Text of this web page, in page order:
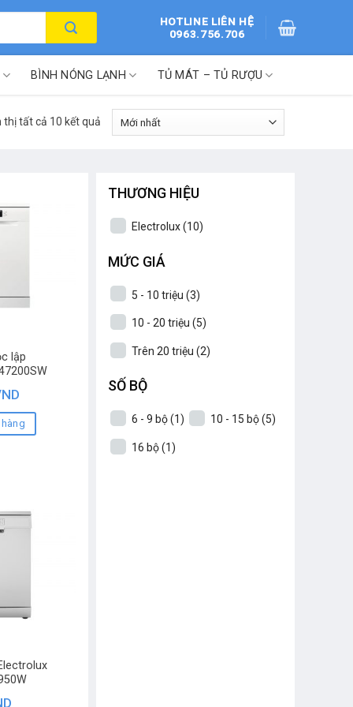
HOTLINE LIÊN HỆ
0963.756.706
BÌNH NÓNG LẠNH TỦ MÁT – TỦ RƯỢU
thị tất cả 10 kết quả
lập
THƯƠNG HIỆU
Electrolux(10)
MỨC GIÁ
5 - 10 triệu (3)
10 - 20 triệu (5)
Trên 20 triệu (2)
SỐ BỘ
6 - 9 bộ(1) 10 - 15 bộ(5)
16 bộ(1)